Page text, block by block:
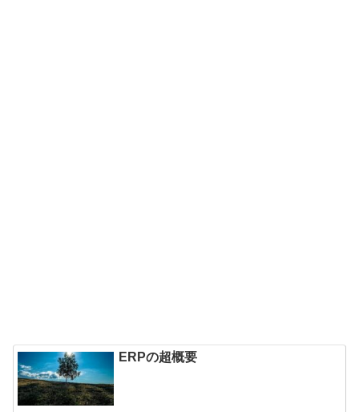
ERPの超概要